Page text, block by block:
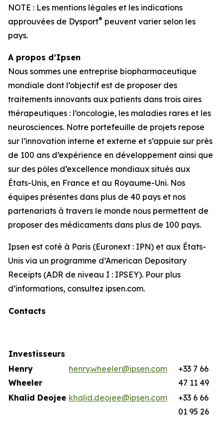
NOTE : Les mentions légales et les indications
approuvées de Dysport® peuvent varier selon les
pays.
A propos d’Ipsen
Nous sommes une entreprise biopharmaceutique
mondiale dont l’objectif est de proposer des
traitements innovants aux patients dans trois aires
thérapeutiques : l’oncologie, les maladies rares et les
neurosciences. Notre portefeuille de projets repose
sur l’innovation interne et externe et s’appuie sur près
de 100 ans d’expérience en développement ainsi que
sur des pôles d’excellence mondiaux situés aux
États-Unis, en France et au Royaume-Uni. Nos
équipes présentes dans plus de 40 pays et nos
partenariats à travers le monde nous permettent de
proposer des médicaments dans plus de 100 pays.
Ipsen est coté à Paris (Euronext : IPN) et aux États-
Unis via un programme d’American Depositary
Receipts (ADR de niveau I : IPSEY). Pour plus
d’informations, consultez ipsen.com.
Contacts
Investisseurs
Henry
Wheeler
henry.wheeler@ipsen.com
+33 7 66
47 11 49
Khalid Deojee khalid.deojee@ipsen.com
+33 6 66
01 95 26